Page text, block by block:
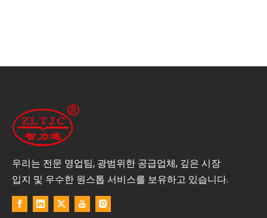
우리는 전문 영업팀, 광범위한 공급업체, 깊은 시장
입지 및 우수한 원스톱 서비스를 보유하고 있습니다.